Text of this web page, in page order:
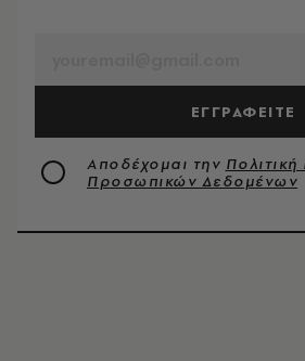
ΕΓΓΡΑΦΕΙΤΕ
Αποδέχομαι την
Προσωπικών Δεδομένων